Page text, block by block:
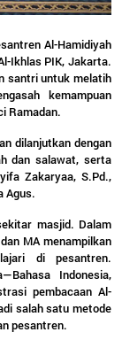
Al-Hamidiyah
Ikhlas PIK, Jakarta.
santri untuk melatih
kemampuan
Ramadan.
dilanjutkan dengan
dan salawat, serta
Zakaryaa, S.Pd.,
Agus.
masjid. Dalam
MA menampilkan
di pesantren.
Indonesia,
pembacaan Al-
salah satu metode
pesantren.